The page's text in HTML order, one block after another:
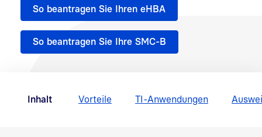
So beantragen Sie Ihren eHBA
So beantragen Sie Ihre SMC-B
Inhalt Vorteile TI-Anwendungen